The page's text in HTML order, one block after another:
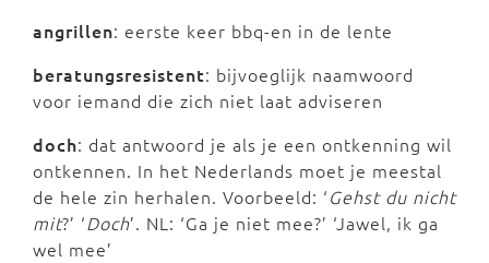
angrillen: eerste keer bbq-en in de lente
beratungsresistent: bijvoeglijk naamwoord
voor iemand die zich niet laat adviseren
doch: dat antwoord je als je een ontkenning wil
ontkennen. In het Nederlands moet je meestal
de hele zin herhalen. Voorbeeld: ‘Gehst du nicht
mit?’ ‘Doch’. NL: ‘Ga je niet mee?’ ‘Jawel, ik ga
wel mee’